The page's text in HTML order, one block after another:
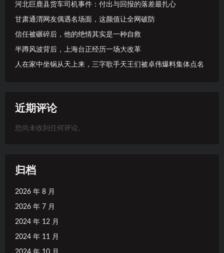
河北巨鹿县货车司机事件：付出与回报的落差最扎心
甘肃通渭网友偶遇名场面，这颜值让全网破防
信任被碾碎后，他的绝情其实是一种自救
半蹲风波背后，上海台正经历一场大改革
人在家中坐锅从天上来，三字歌手天王们被卓伟爆料集体点名
近期评论
您尚未收到任何评论。
归档
2026 年 8 月
2026 年 7 月
2024 年 12 月
2024 年 11 月